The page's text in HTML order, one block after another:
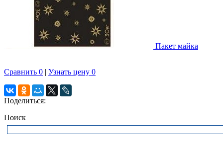
Пакет майка
Сравнить 0 | Узнать цену 0
Поделиться:
Поиск